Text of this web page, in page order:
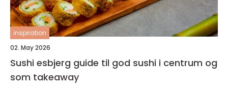
inspiration
02. May 2026
Sushi esbjerg guide til god sushi i centrum og
som takeaway